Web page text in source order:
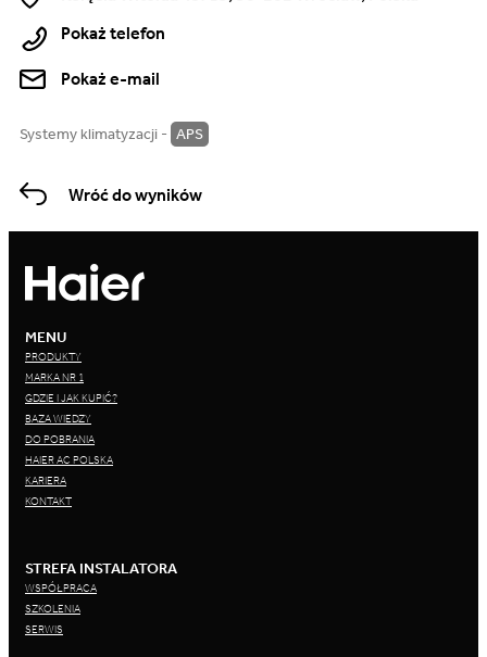
Pokaż telefon
Pokaż e-mail
Systemy klimatyzacji - APS
Wróć do wyników
MENU
PRODUKTY
MARKA NR 1
GDZIE I JAK KUPIĆ?
BAZA WIEDZY
DO POBRANIA
HAIER AC POLSKA
KARIERA
KONTAKT
STREFA INSTALATORA
WSPÓŁPRACA
SZKOLENIA
SERWIS